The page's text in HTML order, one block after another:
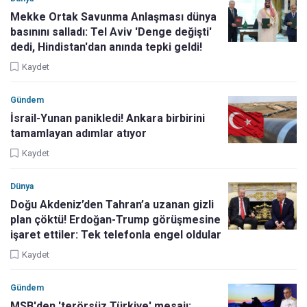
Mekke Ortak Savunma Anlaşması dünya
basınını salladı: Tel Aviv 'Denge değişti'
dedi, Hindistan'dan anında tepki geldi!
Kaydet
Gündem
İsrail-Yunan panikledi! Ankara birbirini
tamamlayan adımlar atıyor
Kaydet
Dünya
Doğu Akdeniz’den Tahran’a uzanan gizli
plan çöktü! Erdoğan-Trump görüşmesine
işaret ettiler: Tek telefonla engel oldular
Kaydet
Gündem